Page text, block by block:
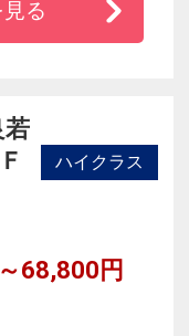
史深きこころひ
います。
る
若
ハイクラス
68,800円